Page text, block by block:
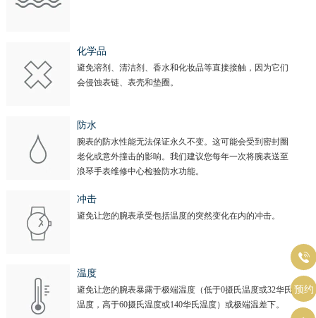
化学品
避免溶剂、清洁剂、香水和化妆品等直接接触，因为它们
会侵蚀表链、表壳和垫圈。
防水
腕表的防水性能无法保证永久不变。这可能会受到密封圈
老化或意外撞击的影响。我们建议您每年一次将腕表送至
浪琴手表维修中心检验防水功能。
冲击
避免让您的腕表承受包括温度的突然变化在内的冲击。
温度
避免让您的腕表暴露于极端温度（低于0摄氏温度或32华氏
温度，高于60摄氏温度或140华氏温度）或极端温差下。

预约